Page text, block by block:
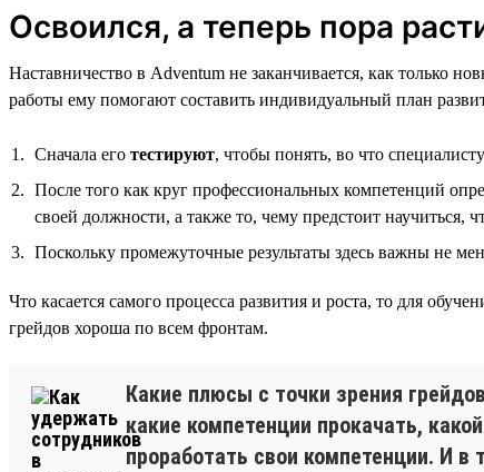
Освоился, а теперь пора
Наставничество в Adventum не заканчивается, как только
работы ему помогают составить индивидуальный план
Сначала его тестируют, чтобы понять, во что
После того как круг профессиональных компетенций
своей должности, а также то, чему предстоит научиться,
Поскольку промежуточные результаты здесь важны не
Что касается самого процесса развития и роста, то для
грейдов хороша по всем фронтам.
Какие плюсы с точки зрения
какие компетенции прокачать,
проработать свои компетенции. И